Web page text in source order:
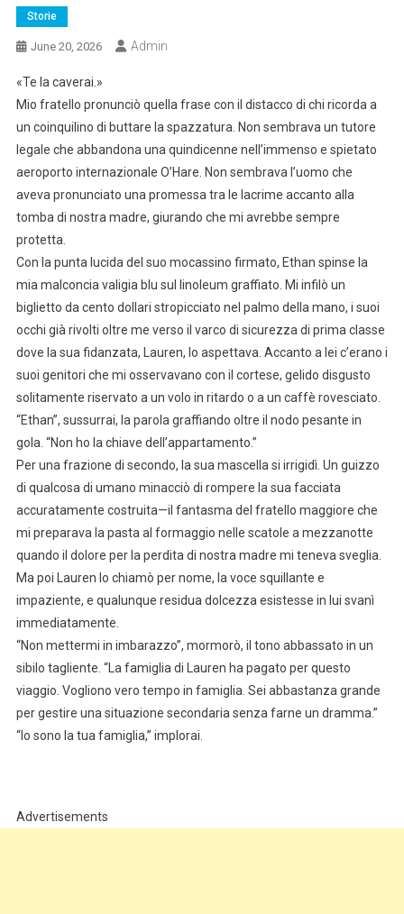
Storie
June 20, 2026 Admin
«Te la caverai.»
Mio fratello pronunciò quella frase con il distacco di chi ricorda a
un coinquilino di buttare la spazzatura. Non sembrava un tutore
legale che abbandona una quindicenne nell’immenso e spietato
aeroporto internazionale O’Hare. Non sembrava l’uomo che
aveva pronunciato una promessa tra le lacrime accanto alla
tomba di nostra madre, giurando che mi avrebbe sempre
protetta.
Con la punta lucida del suo mocassino firmato, Ethan spinse la
mia malconcia valigia blu sul linoleum graffiato. Mi infilò un
biglietto da cento dollari stropicciato nel palmo della mano, i suoi
occhi già rivolti oltre me verso il varco di sicurezza di prima classe
dove la sua fidanzata, Lauren, lo aspettava. Accanto a lei c’erano i
suoi genitori che mi osservavano con il cortese, gelido disgusto
solitamente riservato a un volo in ritardo o a un caffè rovesciato.
“Ethan”, sussurrai, la parola graffiando oltre il nodo pesante in
gola. “Non ho la chiave dell’appartamento.”
Per una frazione di secondo, la sua mascella si irrigidì. Un guizzo
di qualcosa di umano minacciò di rompere la sua facciata
accuratamente costruita—il fantasma del fratello maggiore che
mi preparava la pasta al formaggio nelle scatole a mezzanotte
quando il dolore per la perdita di nostra madre mi teneva sveglia.
Ma poi Lauren lo chiamò per nome, la voce squillante e
impaziente, e qualunque residua dolcezza esistesse in lui svanì
immediatamente.
“Non mettermi in imbarazzo”, mormorò, il tono abbassato in un
sibilo tagliente. “La famiglia di Lauren ha pagato per questo
viaggio. Vogliono vero tempo in famiglia. Sei abbastanza grande
per gestire una situazione secondaria senza farne un dramma.”
“Io sono la tua famiglia,” implorai.
Advertisements